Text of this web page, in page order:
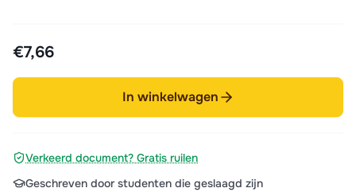
€7,66
In winkelwagen
Verkeerd document? Gratis ruilen
Geschreven door studenten die geslaagd zijn